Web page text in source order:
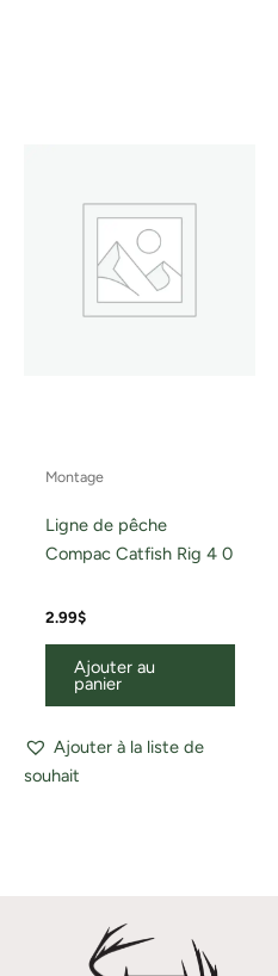
Montage
Ligne de pêche
Compac Catfish Rig 4 0
2.99$
Ajouter au
panier
Ajouter à la liste de
souhait